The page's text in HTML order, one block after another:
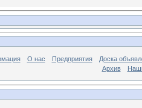
О нас Предприятия
Доска
Архив